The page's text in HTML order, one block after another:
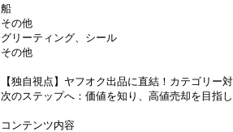
船
その他
グリーティング、シール
その他
【独自視点】ヤフオク出品に直結！カテゴリー
次のステップへ：価値を知り、高値売却を目指
コンテンツ内容